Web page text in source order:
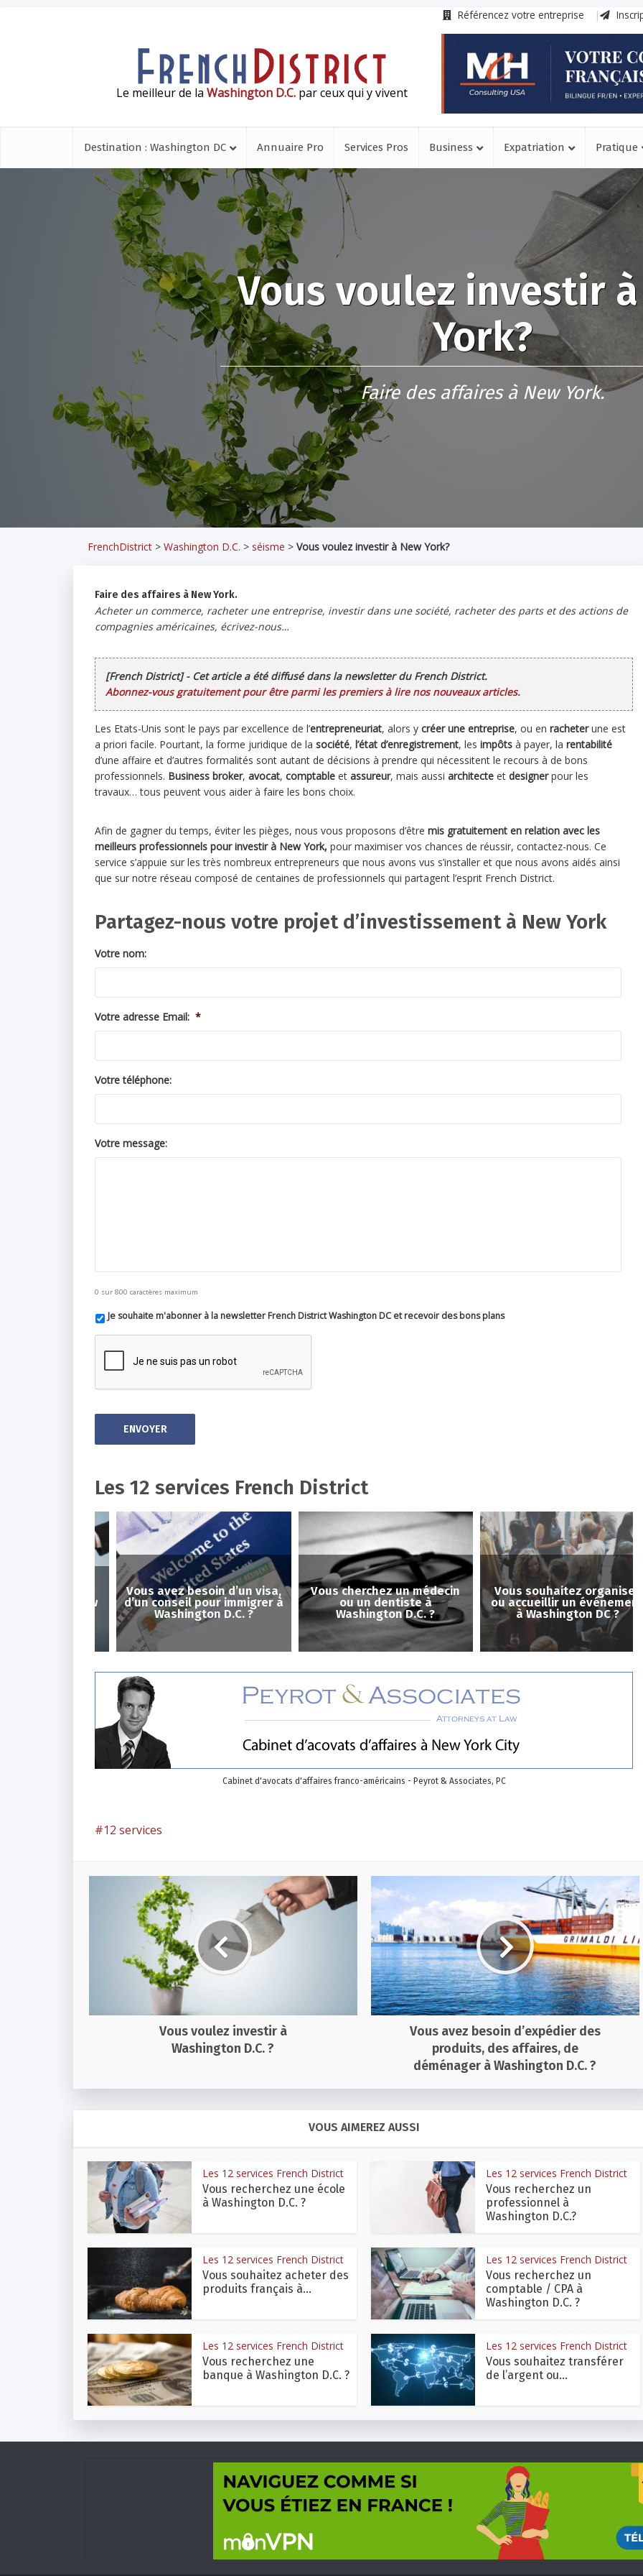
Référencez votre entreprise
Le meilleur de la Washington D.C. par ceux qui y vivent
Destination : Washington DC Annuaire Pro Services Pros Business Expatriation Pratique
Vous voulez investir
York?
Faire des affaires à New York.
FrenchDistrict > Washington D.C. > séisme > Vous voulez investir à New York?
Faire des affaires à New York.
Acheter un commerce, racheter une entreprise, investir dans une société, racheter des parts et des actions de
compagnies américaines, écrivez-nous…
[French District] - Cet article a été diffusé dans la newsletter du French District.
Abonnez-vous gratuitement pour être parmi les premiers à lire nos nouveaux articles.
Les Etats-Unis sont le pays par excellence de l’entrepreneuriat, alors y créer une entreprise, ou en racheterune est
a priori facile. Pourtant, la forme juridique de la société, l’état d’enregistrement, les impôts à payer, la rentabilité
d’une affaire et d’autres formalités sont autant de décisions à prendre qui nécessitent le recours à de bons
professionnels. Business broker, avocat, comptable et assureur, mais aussi architecte et designerpour les
travaux… tous peuvent vous aider à faire les bons choix.
Afin de gagner du temps, éviter les pièges, nous vous proposons d’être mis gratuitement en relation avec les
meilleurs professionnels pour investir à New York, pour maximiser vos chances de réussir, contactez-nous. Ce
service s’appuie sur les très nombreux entrepreneurs que nous avons vus s’installer et que nous avons aidés ainsi
que sur notre réseau composé de centaines de professionnels qui partagent l’esprit French District.
Partagez-nous votre projet d’investissement à New York
Votre nom:
Votre adresse Email: *
Votre téléphone:
Votre message:
0 sur 800 caractères maximum
Je souhaite m'abonner à la newsletter French District Washington DC et recevoir des bons plans
Les 12 services French District
Vous avez besoin d’un visa,
d’un conseil pour immigrer à
Washington D.C. ?
Vous cherchez un médecin
ou un dentiste à
Washington D.C. ?
Vous souhaitez organiser
ou accueillir un événement
à Washington DC ?
Cabinet d'avocats d'affaires franco-américains - Peyrot & Associates, PC
12 services
Vous voulez investir à
Washington D.C. ?
Vous avez besoin d’expédier des
produits, des affaires, de
déménager à Washington D.C. ?
VOUS AIMEREZ AUSSI
Les 12 services French District
Vous recherchez une école
à Washington D.C. ?
Les 12 services French District
Vous recherchez un
professionnel à
Washington D.C.?
Les 12 services French District
Vous souhaitez acheter des
produits français à...
Les 12 services French District
Vous recherchez un
comptable / CPA à
Washington D.C. ?
Les 12 services French District
Vous recherchez une
banque à Washington D.C. ?
Les 12 services French District
Vous souhaitez transférer
de l’argent ou...